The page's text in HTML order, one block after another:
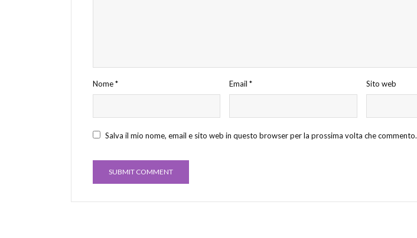
Nome* Email* Sito web
Salva il mio nome, email e sito web in questo browser per la prossima volta che commento.